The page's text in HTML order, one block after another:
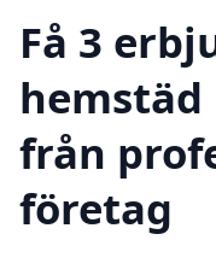
Få 3
från
företag